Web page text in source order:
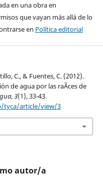
en una obra en
que vayan más allá de lo
en Política editorial
C., & Fuentes, C. (2012).
de agua por las raÃ­ces de
,3(1), 33-43.
tyca/article/view/3
autor/a